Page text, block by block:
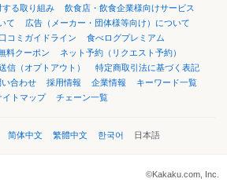
る取り組み
飲食店・飲食企業様向けサービス
て
広告（メーカー・団体様等向け）について
口コミガイドライン
食べログプレミアム
料クーポン
ネット予約（リクエスト予約）
信（オプトアウト）
特定商取引法に基づく表記
合わせ 採用情報 企業情報
キーワード一覧
イトマップ
チェーン一覧
简体中文 繁體中文 한국어 日本語
©Kakaku.com, Inc.